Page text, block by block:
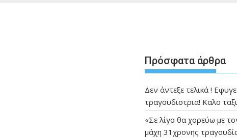
Πρόσφατα άρθρα
Δεν άντεξε τελικά !
τραγουδιστρια! Καλο
«Σε λίγο θα χορεύω με
μάχη 31χρονης